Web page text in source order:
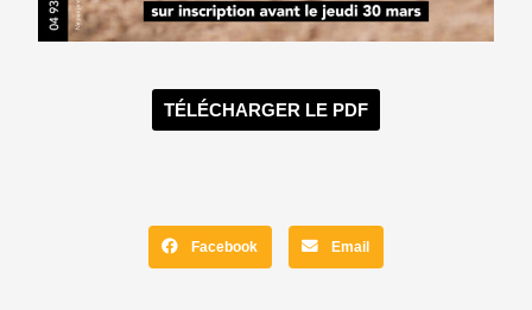
TÉLÉCHARGER LE PDF
Facebook Email